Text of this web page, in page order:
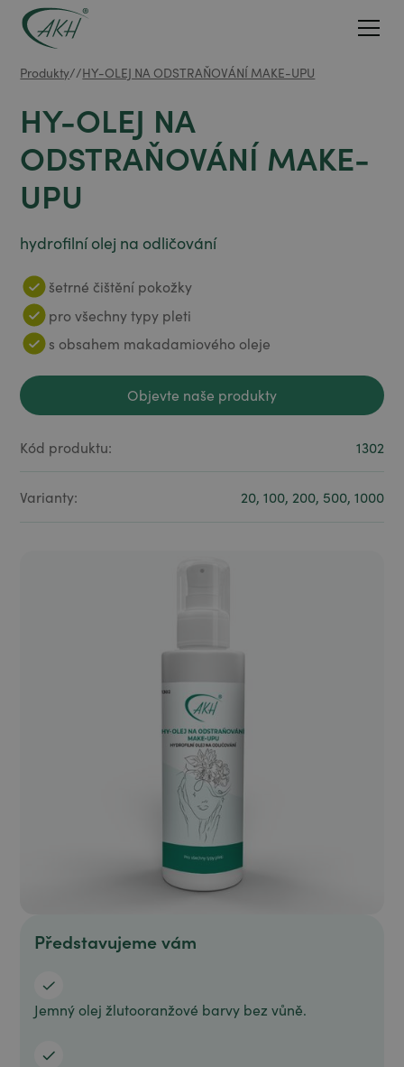
Představujeme vám
Jemný olej žlutooranžové barvy bez vůně.
Produkty//HY-OLEJ NA ODSTRAŇOVÁNÍ MAKE-UPU
HY-OLEJ NA
ODSTRAŇOVÁNÍ MAKE-
UPU
hydrofilní olej na odličování
šetrné čištění pokožky
pro všechny typy pleti
s obsahem makadamiového oleje
Objevte naše produkty
Objevte naše produkty
Kód produktu:
1302
Varianty: 20, 100, 200, 500, 1000